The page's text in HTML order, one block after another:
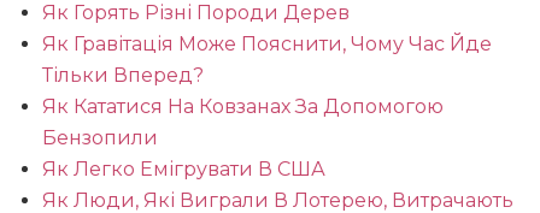
Як Горять Різні Породи Дерев
Як Гравітація Може Пояснити, Чому Час Йде
Тільки Вперед?
Як Кататися На Ковзанах За Допомогою
Бензопили
Як Легко Емігрувати В США
Як Люди, Які Виграли В Лотерею, Витрачають